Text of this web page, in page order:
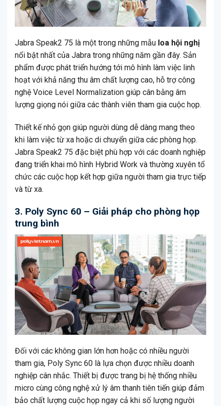
Jabra Speak2 75 là một trong những mẫu loa hội nghị
nổi bật nhất của Jabra trong những năm gần đây. Sản
phẩm được phát triển hướng tới mô hình làm việc linh
hoạt với khả năng thu âm chất lượng cao, hỗ trợ công
nghệ Voice Level Normalization giúp cân bằng âm
lượng giọng nói giữa các thành viên tham gia cuộc họp.
Thiết kế nhỏ gọn giúp người dùng dễ dàng mang theo
khi làm việc từ xa hoặc di chuyển giữa các phòng họp.
Jabra Speak2 75 đặc biệt phù hợp với các doanh nghiệp
đang triển khai mô hình Hybrid Work và thường xuyên tổ
chức các cuộc họp kết hợp giữa người tham gia trực tiếp
và từ xa.
3. Poly Sync 60 – Giải pháp cho phòng họp
trung bình
Đối với các không gian lớn hơn hoặc có nhiều người
tham gia, Poly Sync 60 là lựa chọn được nhiều doanh
nghiệp cân nhắc. Thiết bị được trang bị hệ thống nhiều
micro cùng công nghệ xử lý âm thanh tiên tiến giúp đảm
bảo chất lượng cuộc họp ngay cả khi số lượng người